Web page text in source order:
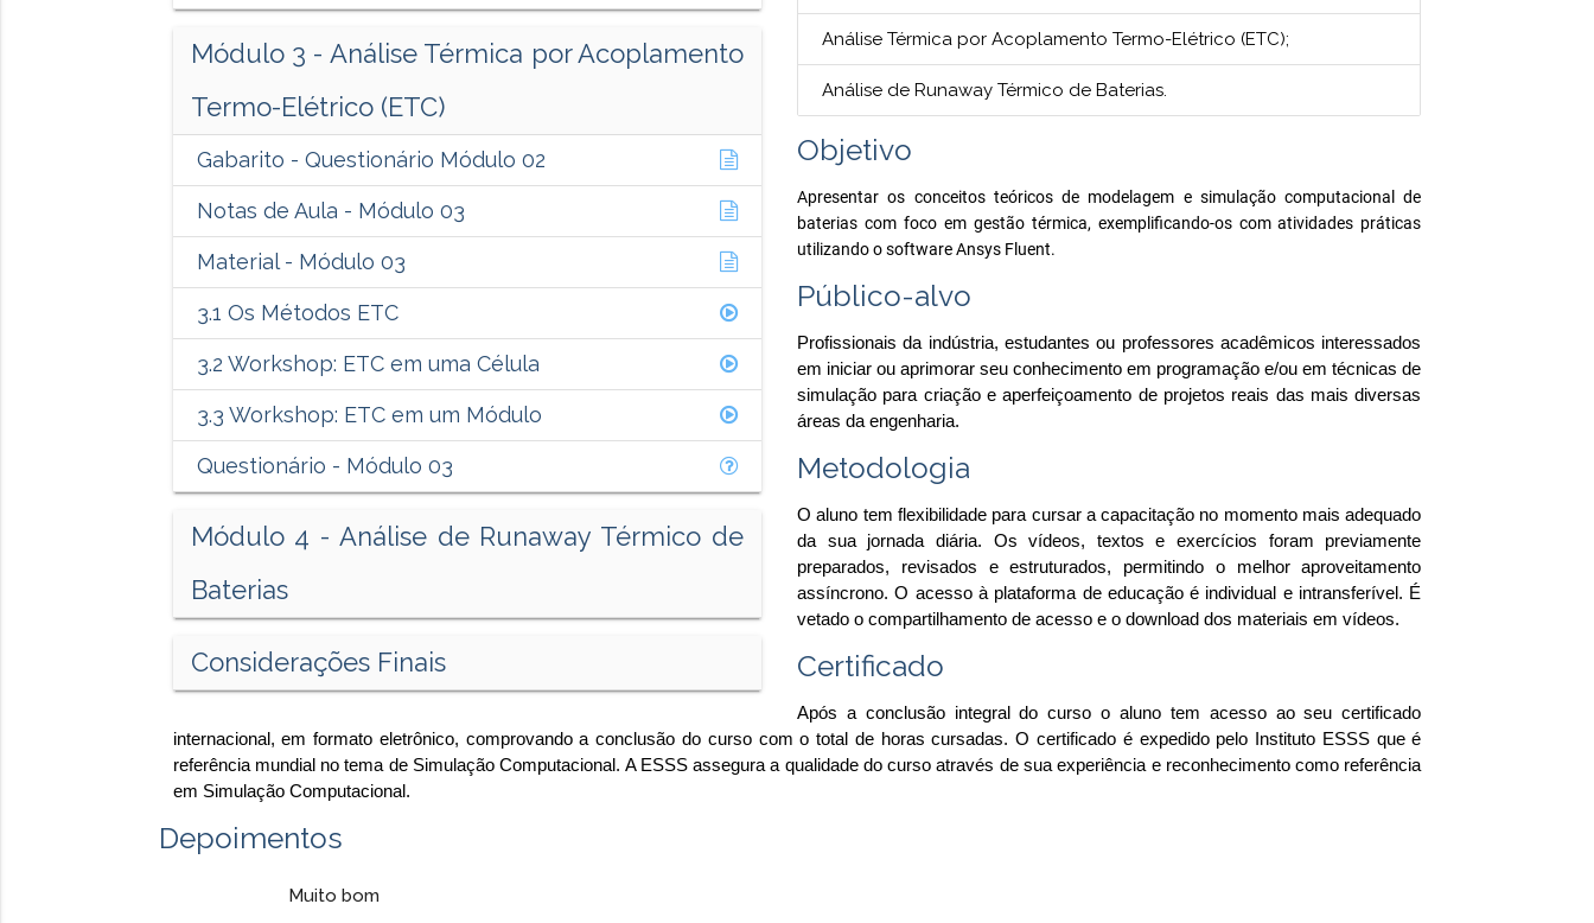
Módulo 3 - Análise Térmica por Acoplamento
Termo-Elétrico (ETC)
Gabarito - Questionário Módulo 02
Notas de Aula - Módulo 03
Material - Módulo 03
3.1 Os Métodos ETC
3.2 Workshop: ETC em uma Célula
3.3 Workshop: ETC em um Módulo
Questionário - Módulo 03
Módulo 4 - Análise de Runaway Térmico de
Baterias
Considerações Finais
Análise Térmica por Acoplamento Termo-Elétrico (ETC);
Análise de Runaway Térmico de Baterias.
Objetivo
Apresentar os conceitos teóricos de modelagem e simulação computacional de
baterias com foco em gestão térmica, exemplificando-os com atividades práticas
utilizando o software Ansys Fluent.
Público-alvo
Profissionais da indústria, estudantes ou professores acadêmicos interessados
em iniciar ou aprimorar seu conhecimento em programação e/ou em técnicas de
simulação para criação e aperfeiçoamento de projetos reais das mais diversas
áreas da engenharia.
Metodologia
O aluno tem flexibilidade para cursar a capacitação no momento mais adequado
da sua jornada diária. Os vídeos, textos e exercícios foram previamente
preparados, revisados e estruturados, permitindo o melhor aproveitamento
assíncrono. O acesso à plataforma de educação é individual e intransferível. É
vetado o compartilhamento de acesso e o download dos materiais em vídeos.
Certificado
Após a conclusão integral do curso o aluno tem acesso ao seu certificado
internacional, em formato eletrônico, comprovando a conclusão do curso com o total de horas cursadas. O certificado é expedido pelo Instituto ESSS que é
referência mundial no tema de Simulação Computacional. A ESSS assegura a qualidade do curso através de sua experiência e reconhecimento como referência
em Simulação Computacional.
Depoimentos
Muito bom